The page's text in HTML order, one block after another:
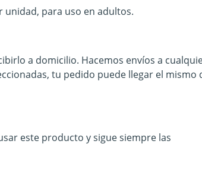
unidad, para uso en adultos.
a domicilio. Hacemos envíos a
tu pedido puede llegar el mismo
este producto y sigue siempre las